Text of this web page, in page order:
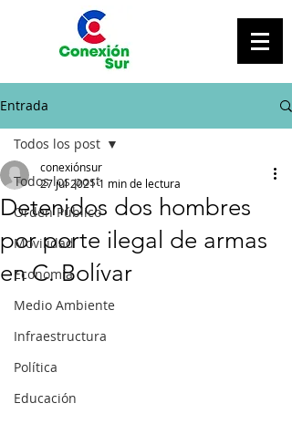
Entrada
Todos los post
Orden Público
Movilidad
Economía
Medio Ambiente
Infraestructura
Política
Educación
Todos los post
Detenidos dos hombres
por porte ilegal de armas
en C. Bolívar
conexiónsur
27 jul 2021 1 min de lectura